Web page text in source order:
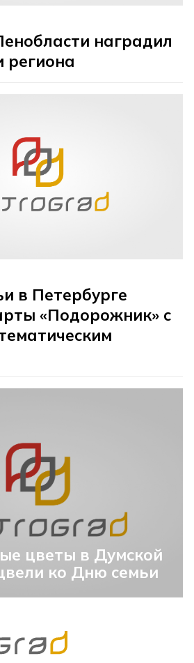
наградил
региона
в Петербурге
«Подорожник» с
цветы в Думской
ко Дню семьи